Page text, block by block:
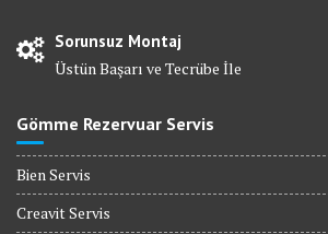
Sorunsuz Montaj
Üstün Başarı ve Tecrübe İle
Gömme Rezervuar Servis
Bien Servis
Creavit Servis